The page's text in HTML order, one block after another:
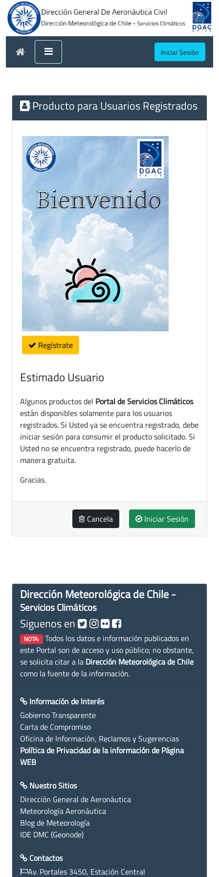
Iniciar Sesión
Producto para Usuarios Registrados
Regístrate
Estimado Usuario
Algunos productos del Portal de Servicios Climáticos
están disponibles solamente para los usuarios
registrados. Si Usted ya se encuentra registrado, debe
iniciar sesión para consumir el producto solicitado. Si
Usted no se encuentra registrado, puede hacerlo de
manera gratuita.
Gracias.
Cancela Iniciar Sesión
Dirección Meteorológica de Chile -
Servicios Climáticos
Siguenos en
NOTA: Todos los datos e información publicados en
este Portal son de acceso y uso público; no obstante,
se solicita citar a la Dirección Meteorológica de Chile
como la fuente de la información.
Información de Interés
Gobierno Transparente
Carta de Compromiso
Oficina de Información, Reclamos y Sugerencias
Política de Privacidad de la información de Página
WEB
Nuestro Sitios
Dirección General de Aeronáutica
Meteorología Aeronáutica
Blog de Meteorología
IDE DMC (Geonode)
Contactos
Av. Portales 3450, Estación Central